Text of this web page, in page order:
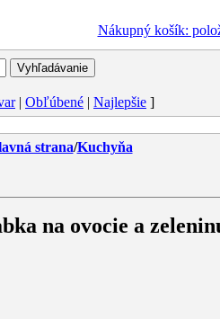
Nákupný košík:
| Obľúbené | Najlepšie ]
strana/Kuchyňa
na ovocie a